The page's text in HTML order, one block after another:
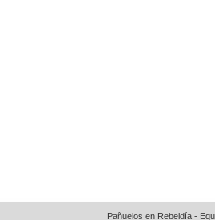
Pañuelos en Rebeldía -